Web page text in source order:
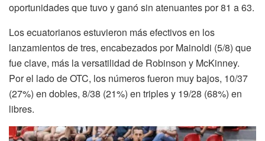
oportunidades que tuvo y ganó sin atenuantes por 81 a 63.
Los ecuatorianos estuvieron más efectivos en los
lanzamientos de tres, encabezados por Mainoldi (5/8) que
fue clave, más la versatilidad de Robinson y McKinney.
Por el lado de OTC, los números fueron muy bajos, 10/37
(27%) en dobles, 8/38 (21%) en triples y 19/28 (68%) en
libres.